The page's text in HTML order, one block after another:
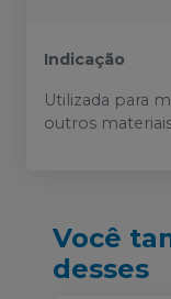
Indicação
Utilizada para
outros
Você
desses